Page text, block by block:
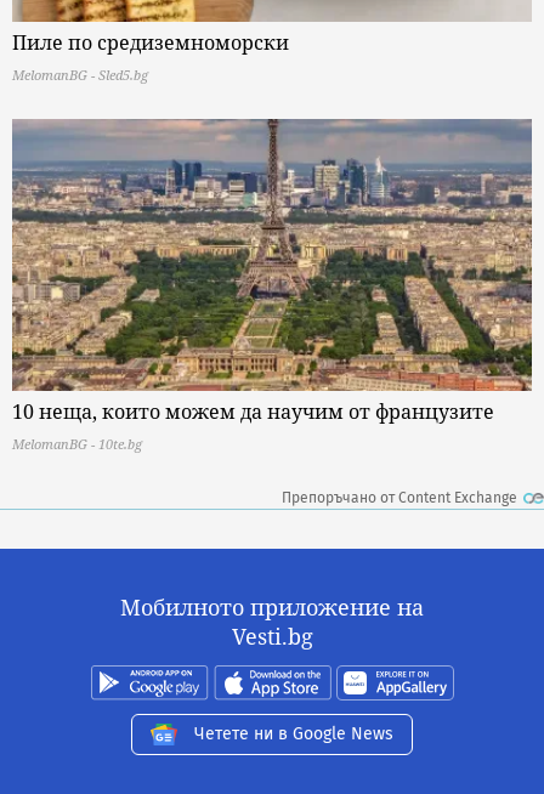
Пиле по средиземноморски
MelomanBG - Sled5.bg
10 неща, които можем да научим от французите
MelomanBG - 10te.bg
Препоръчано от Content Exchange
Мобилното приложение на
Vesti.bg
Четете ни в Google News